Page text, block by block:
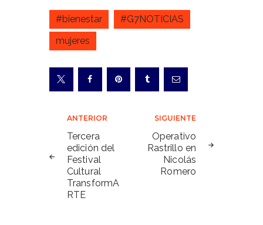
#bienestar
#G7NOTICIAS
mujeres
Navegación
de
entradas
ANTERIOR
Tercera
edición del
Festival
Cultural
TransformA
RTE
SIGUIENTE
Operativo
Rastrillo en
Nicolás
Romero